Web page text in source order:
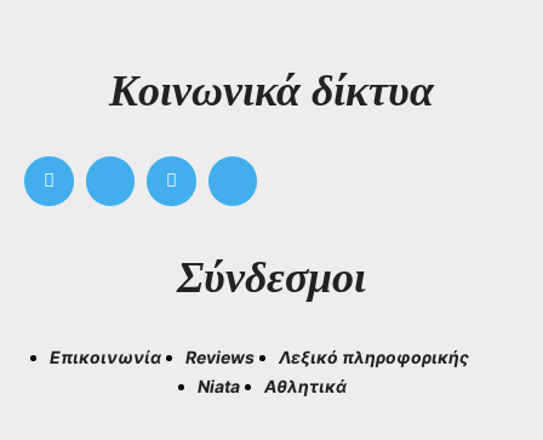
Kοινωνικά δίκτυα
Σύνδεσμοι
Επικοινωνία Reviews
Λεξικό πληροφορικής
Niata
Αθλητικά